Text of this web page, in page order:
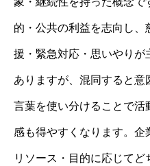
的・公共の利益を志向し
援・緊急対応・思いやりが
ありますが、混同すると意
言葉を使い分けることで
感も得やすくなります。企
リソース・目的に応じて